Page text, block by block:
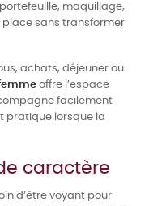
maquillage,
place sans transformer
achats, déjeuner ou
offre l’espace
facilement
pratique lorsque la
caractère
d’être voyant pour